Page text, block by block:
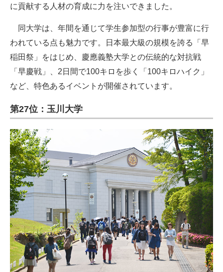
に貢献する人材の育成に力を注いできました。
同大学は、年間を通じて学生参加型の行事が豊富に行
われている点も魅力です。日本最大級の規模を誇る「早
稲田祭」をはじめ、慶應義塾大学との伝統的な対抗戦
「早慶戦」、2日間で100キロを歩く「100キロハイク」
など、特色あるイベントが開催されています。
第27位：玉川大学